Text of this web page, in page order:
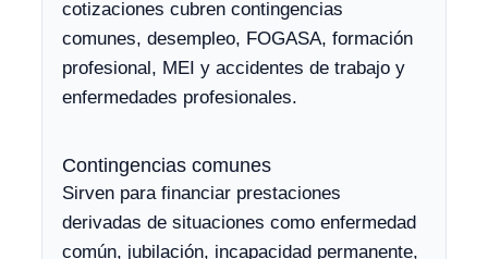
cotizaciones cubren contingencias
comunes, desempleo, FOGASA, formación
profesional, MEI y accidentes de trabajo y
enfermedades profesionales.
Contingencias comunes
Sirven para financiar prestaciones
derivadas de situaciones como enfermedad
común, jubilación, incapacidad permanente,